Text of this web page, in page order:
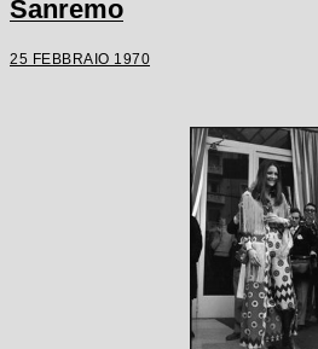
Sanremo
25 FEBBRAIO 1970